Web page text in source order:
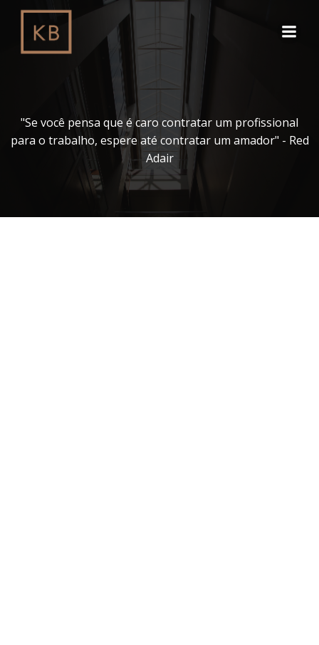
o
conteúdo
"Se você pensa que é caro contratar um profissional
para o trabalho, espere até contratar um amador" - Red
Adair